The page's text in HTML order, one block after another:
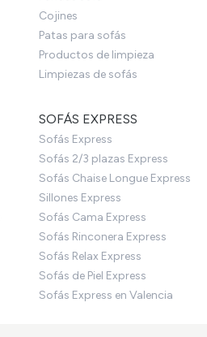
Cojines
Patas para sofás
Productos de limpieza
Limpiezas de sofás
SOFÁS EXPRESS
Sofás Express
Sofás 2/3 plazas Express
Sofás Chaise Longue Express
Sillones Express
Sofás Cama Express
Sofás Rinconera Express
Sofás Relax Express
Sofás de Piel Express
Sofás Express en Valencia